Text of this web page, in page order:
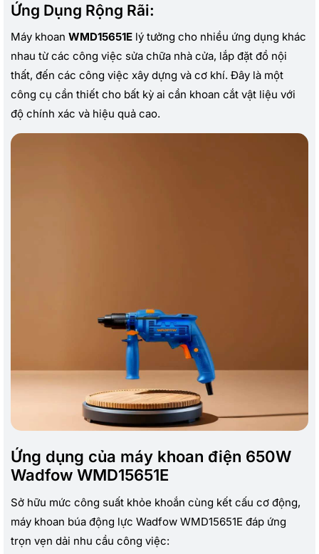
Ứng Dụng Rộng Rãi:
Máy khoan WMD15651E lý tưởng cho nhiều ứng dụng khác
nhau từ các công việc sửa chữa nhà cửa, lắp đặt đồ nội
thất, đến các công việc xây dựng và cơ khí. Đây là một
công cụ cần thiết cho bất kỳ ai cần khoan cắt vật liệu với
độ chính xác và hiệu quả cao.
Ứng dụng của máy khoan điện 650W
Wadfow WMD15651E
Sở hữu mức công suất khỏe khoắn cùng kết cấu cơ động,
máy khoan búa động lực Wadfow WMD15651E đáp ứng
trọn vẹn dải nhu cầu công việc: